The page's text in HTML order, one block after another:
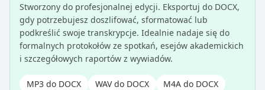
Stworzony do profesjonalnej edycji. Eksportuj do DOCX,
gdy potrzebujesz doszlifować, sformatować lub
podkreślić swoje transkrypcje. Idealnie nadaje się do
formalnych protokołów ze spotkań, esejów akademickich
i szczegółowych raportów z wywiadów.
MP3 do DOCX WAV do DOCX M4A do DOCX